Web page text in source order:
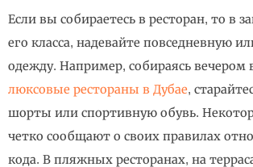
Если вы собираетесь в ресторан, то в
его класса, надевайте повседневную
одежду. Например, собираясь вечером
люксовые рестораны в Дубае,
шорты или спортивную обувь.
четко сообщают о своих правилах
кода. В пляжных ресторанах, на